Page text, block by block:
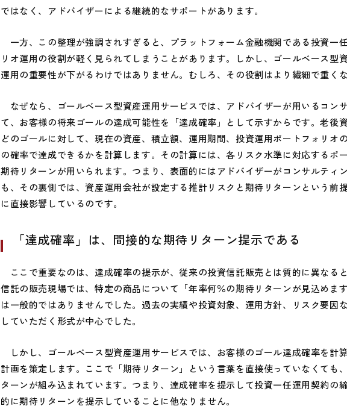
ではなく、アドバイザーによる継続的なサポートがあります。
一方、この整理が強調されすぎると、プラットフォーム金融機関である投資一
リオ運用の役割が軽く見られてしまうことがあります。しかし、ゴールベース型
運用の重要性が下がるわけではありません。むしろ、その役割はより繊細で重くな
なぜなら、ゴールベース型資産運用サービスでは、アドバイザーが用いるコン
て、お客様の将来ゴールの達成可能性を「達成確率」として示すからです。老後
どのゴールに対して、現在の資産、積立額、運用期間、投資運用ポートフォリオ
の確率で達成できるかを計算します。その計算には、各リスク水準に対応するポ
期待リターンが用いられます。つまり、表面的にはアドバイザーがコンサルティ
も、その裏側では、資産運用会社が設定する推計リスクと期待リターンという前
に直接影響しているのです。
「達成確率」は、間接的な期待リターン提示である
ここで重要なのは、達成確率の提示が、従来の投資信託販売とは質的に異なる
信託の販売現場では、特定の商品について「年率何％の期待リターンが見込めま
は一般的ではありませんでした。過去の実績や投資対象、運用方針、リスク要因
していただく形式が中心でした。
しかし、ゴールベース型資産運用サービスでは、お客様のゴール達成確率を計
計画を策定します。ここで「期待リターン」という言葉を直接使っていなくても
ターンが組み込まれています。つまり、達成確率を提示して投資一任運用契約の
的に期待リターンを提示していることに他なりません。